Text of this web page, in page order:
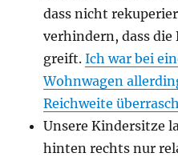
dass nicht
verhindern, dass die
greift.Ich war bei
Wohnwagen
Reichweite
Unsere Kindersitze
hinten rechts nur